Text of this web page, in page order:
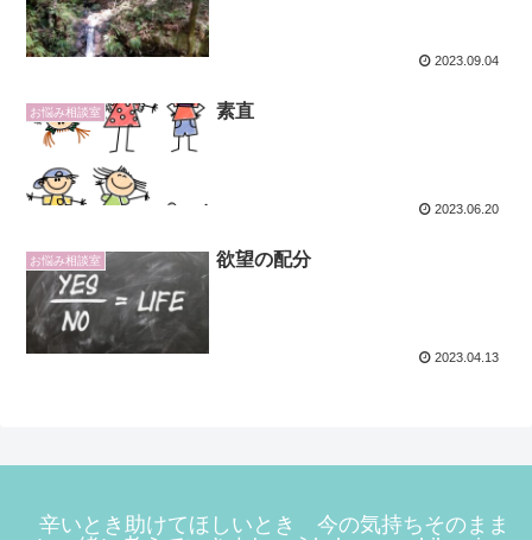
2023.09.04
お悩み相談室 素直
2023.06.20
お悩み相談室 欲望の配分
2023.04.13
辛いとき助けてほしいとき 今の気持ちそのまま